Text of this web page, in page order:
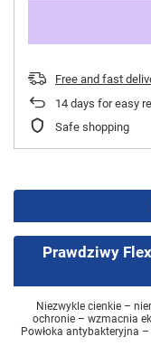
Free and fast
14 days for easy
Safe shopping
Prawdziwy
Niezwykle cienkie –
ochronie – wzmacnia
Powłoka antybakteryjna